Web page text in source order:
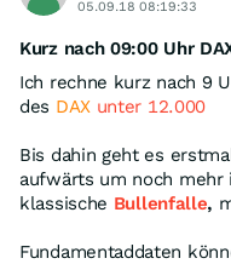
05.09.18 08:19:33
Kurz nach 09:00 Uhr
Ich rechne kurz nach 9
des DAX unter 12.000
Bis dahin geht es
aufwärts um noch
klassische Bullenfalle,
Fundamentaddaten